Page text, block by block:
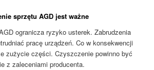
sprzętu AGD jest ważne
ogranicza ryzyko usterek. Zabrudzenia
pracę urządzeń. Co w konsekwencji
zużycie części. Czyszczenie powinno być
z zaleceniami producenta.